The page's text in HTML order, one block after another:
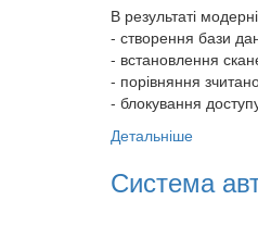
В результаті
- створення бази
- встановлення
- порівняння
- блокування
Детальніше
Система